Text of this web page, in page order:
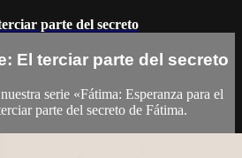
parte del secreto
El terciar parte del secreto
serie «Fátima: Esperanza para el
parte del secreto de Fátima.